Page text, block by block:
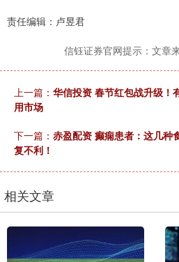
责任编辑：卢昱君
信钰证券官网提示：文章
上一篇： 华信投资 春节红包战升级！
用市场
下一篇： 赤盈配资 癫痫患者：这几种
复不利！
相关文章